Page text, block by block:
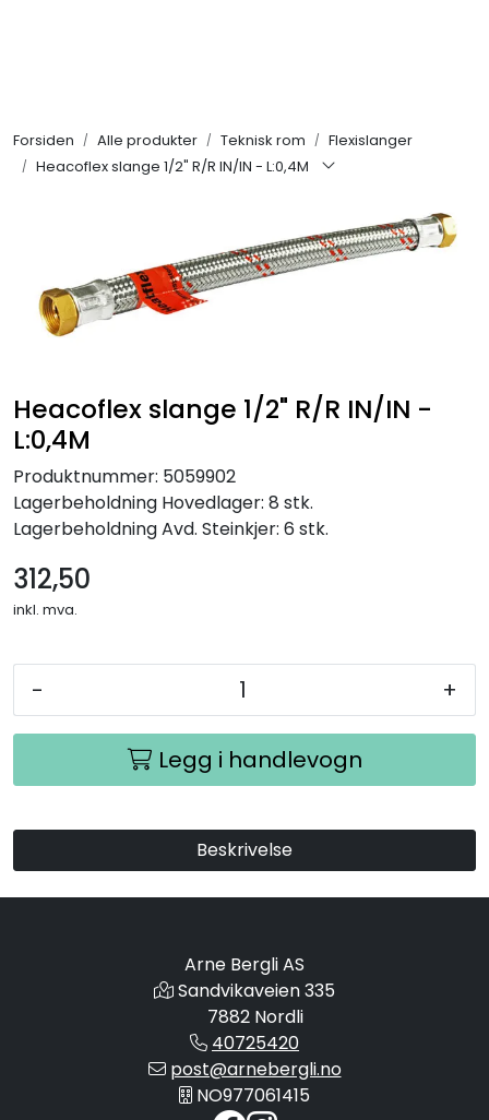
Forsiden Alle produkter Teknisk rom
Flexislanger
Heacoflex slange 1/2" R/R IN/IN - L:0,4M
Heacoflex slange 1/2" R/R IN/IN -
L:0,4M
Produktnummer: 5059902
Lagerbeholdning Hovedlager: 8 stk.
LagerbeholdningAvd. Steinkjer: 6 stk.
312,50
inkl. mva.
- +
Legg i handlevogn
Beskrivelse
Arne Bergli AS
Sandvikaveien 335
7882 Nordli
40725420
post@arnebergli.no
NO977061415
KAMPANJER
Søk om proffkundekonto
Reservedeler
Be om tilbud